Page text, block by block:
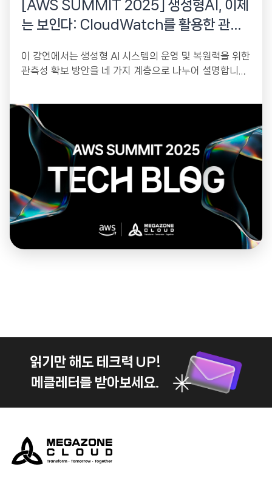
[AWS SUMMIT 2025] 생성형AI, 이제
는 보인다: CloudWatch를 활용한 관측
이 강연에서는 생성형 AI 시스템의 운영 및 복원력을 위한
관측성 확보 방안을 네 가지 계층으로 나누어 설명합니다.
읽기만 해도 테크력 UP!
메클레터를 받아보세요.